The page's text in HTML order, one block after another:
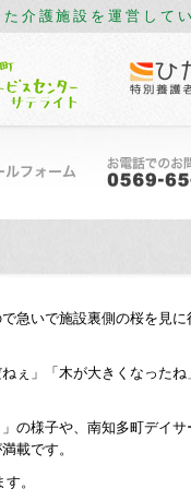
介護施設を運営して
急いで施設裏側の桜を見に
ぇ」「木が大きくなったね
の様子や、南知多町デイサ
載です。
。